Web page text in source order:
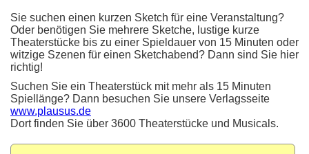
Sie suchen einen kurzen Sketch für eine Veranstaltung?
Oder benötigen Sie mehrere Sketche, lustige kurze
Theaterstücke bis zu einer Spieldauer von 15 Minuten oder
witzige Szenen für einen Sketchabend? Dann sind Sie hier
richtig!
Suchen Sie ein Theaterstück mit mehr als 15 Minuten
Spiellänge? Dann besuchen Sie unsere Verlagsseite
www.plausus.de
Dort finden Sie über 3600 Theaterstücke und Musicals.